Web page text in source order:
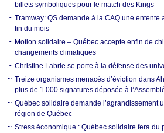
billets symboliques pour le match des Kings
Tramway: QS demande à la CAQ une entente
fin du mois
Motion solidaire – Québec accepte enfin de
changements climatiques
Christine Labrie se porte à la défense des
Treize organismes menacés d’éviction dans
plus de 1 000 signatures déposée à
Québec solidaire demande l’agrandissement
région de Québec
Stress économique : Québec solidaire fera du